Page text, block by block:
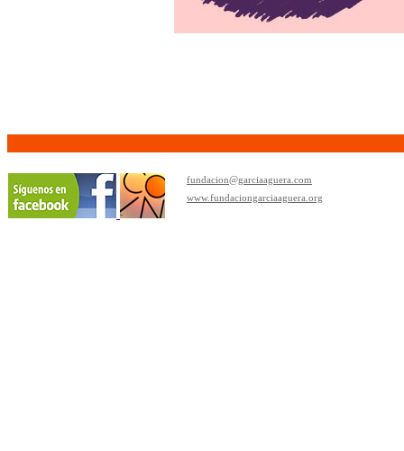
fundacion@garciaaguera.com
www.fundaciongarciaaguera.org